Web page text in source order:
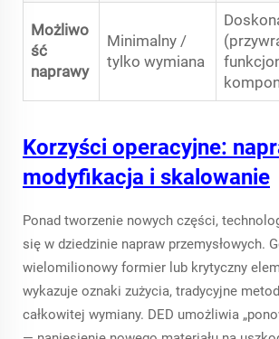
Możliwo
ść
naprawy
Minimalny /
tylko wymiana
Korzyści operacyjne:
modyfikacja i skalowanie
Ponad tworzenie nowych części,
się w dziedzinie napraw przemysłowych.
wielomilionowy formier lub krytyczny
wykazuje oznaki zużycia, tradycyjne
całkowitej wymiany. DED umożliwia